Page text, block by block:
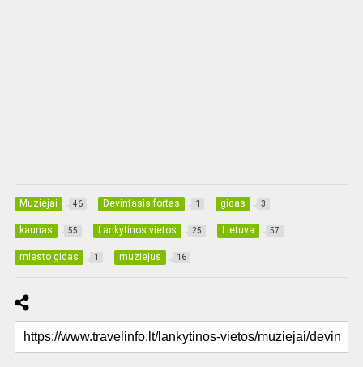
Muziejai 46 Devintasis fortas 1 gidas 3
kaunas 55 Lankytinos vietos 25 Lietuva 57
miesto gidas 1 muziejus 16